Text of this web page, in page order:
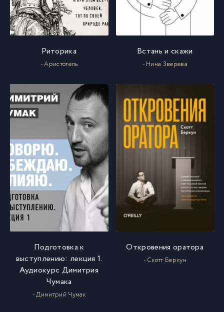
Риторика
- Аристотель
Встань и скажи
- Нина Зверева
Подготовка к
выступлению: лекция 1.
Аудиокурс Димитрия
Чумака
- Димитрий Чумак
Откровения оратора
- Скотт Беркун